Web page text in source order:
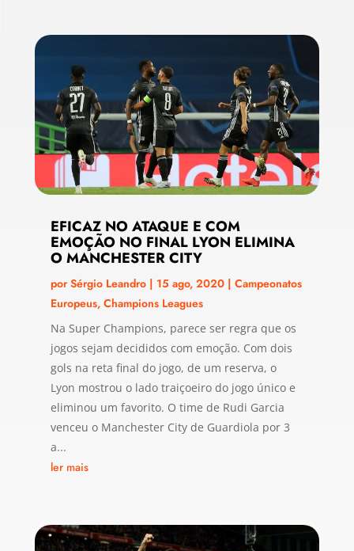
EFICAZ NO ATAQUE E COM
EMOÇÃO NO FINAL LYON ELIMINA
O MANCHESTER CITY
porSérgio Leandro| 15 ago, 2020| Campeonatos
Europeus, Champions Leagues
Na Super Champions, parece ser regra que os
jogos sejam decididos com emoção. Com dois
gols na reta final do jogo, de um reserva, o
Lyon mostrou o lado traiçoeiro do jogo único e
eliminou um favorito. O time de Rudi Garcia
venceu o Manchester City de Guardiola por 3
a...
ler mais